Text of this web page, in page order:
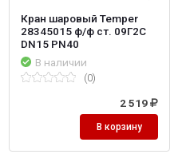
Кран шаровый Temper
28345015 ф/ф ст. 09Г2С
DN15 PN40
В наличии
(0)
2 519
В корзину